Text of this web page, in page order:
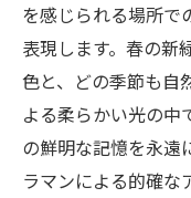
を感じられる場所で
表現します。春の新
色と、どの季節も自
よる柔らかい光の中
の鮮明な記憶を永遠
ラマンによる的確な